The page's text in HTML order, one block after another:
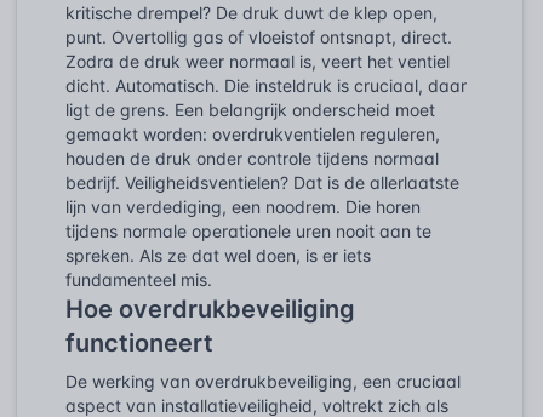
kritische drempel? De druk duwt de klep open,
punt. Overtollig gas of vloeistof ontsnapt, direct.
Zodra de druk weer normaal is, veert het ventiel
dicht. Automatisch. Die insteldruk is cruciaal, daar
ligt de grens. Een belangrijk onderscheid moet
gemaakt worden: overdrukventielen reguleren,
houden de druk onder controle tijdens normaal
bedrijf. Veiligheidsventielen? Dat is de allerlaatste
lijn van verdediging, een noodrem. Die horen
tijdens normale operationele uren nooit aan te
spreken. Als ze dat wel doen, is er iets
fundamenteel mis.
Hoe overdrukbeveiliging
functioneert
De werking van overdrukbeveiliging, een cruciaal
aspect van installatieveiligheid, voltrekt zich als